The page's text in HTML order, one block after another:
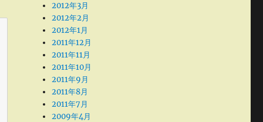
2012年3月
2012年2月
2012年1月
2011年12月
2011年11月
2011年10月
2011年9月
2011年8月
2011年7月
2009年4月